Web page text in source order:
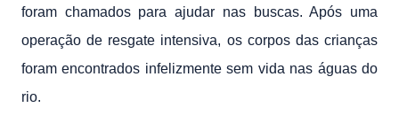
foram chamados para ajudar nas buscas. Após uma
operação de resgate intensiva, os corpos das crianças
foram encontrados infelizmente sem vida nas águas do
rio.